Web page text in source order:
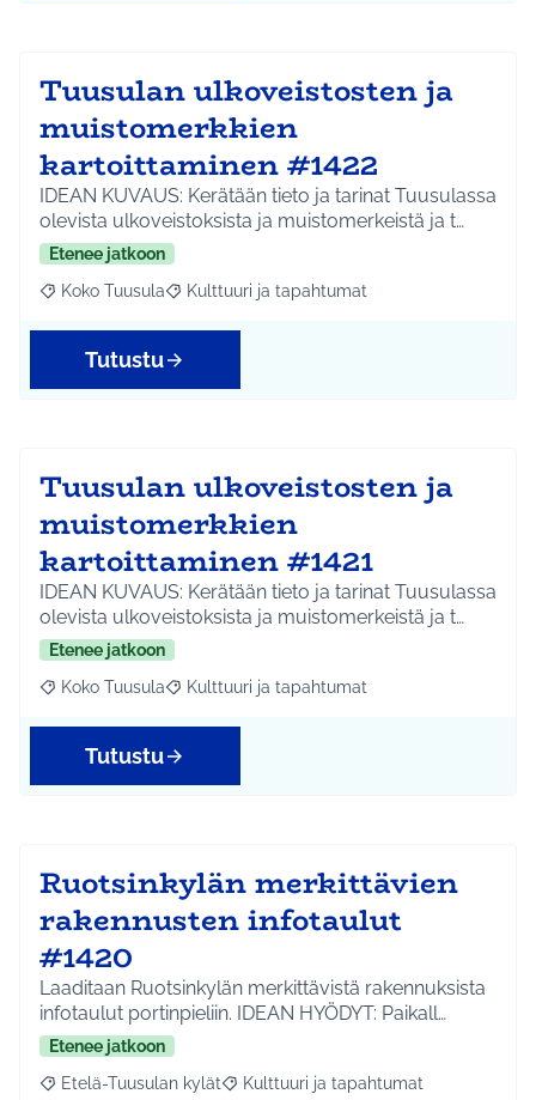
Tuusulan ulkoveistosten ja
muistomerkkien
kartoittaminen #1422
IDEAN KUVAUS: Kerätään tieto ja tarinat Tuusulassa
olevista ulkoveistoksista ja muistomerkeistä ja t…
Etenee jatkoon
Rajaa tulokset aihepiirin mukaan: Koko Tuusula
Koko Tuusula Rajaa tulokset teeman mukaan: Kulttuuri ja
Kulttuuri ja tapahtumat
Tutustu
Tuusulan ulkoveistosten ja
muistomerkkien
kartoittaminen #1421
IDEAN KUVAUS: Kerätään tieto ja tarinat Tuusulassa
olevista ulkoveistoksista ja muistomerkeistä ja t…
Etenee jatkoon
Rajaa tulokset aihepiirin mukaan: Koko Tuusula
Koko Tuusula Rajaa tulokset teeman mukaan: Kulttuuri ja
Kulttuuri ja tapahtumat
Tutustu
Ruotsinkylän merkittävien
rakennusten infotaulut
#1420
Laaditaan Ruotsinkylän merkittävistä rakennuksista
infotaulut portinpieliin. IDEAN HYÖDYT: Paikall…
Etenee jatkoon
Rajaa tulokset aihepiirin mukaan: Etelä-Tuusulan kylät
Etelä-Tuusulan kylät Rajaa tulokset teeman mukaan:
Kulttuuri ja tapahtumat